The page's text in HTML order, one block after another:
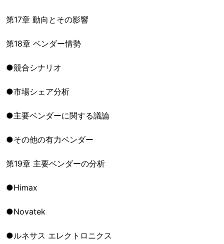
第17章 動向とその影響
第18章 ベンダー情勢
●競合シナリオ
●市場シェア分析
●主要ベンダーに関する議論
●その他の有力ベンダー
第19章 主要ベンダーの分析
●Himax
●Novatek
●ルネサス エレクトロニクス